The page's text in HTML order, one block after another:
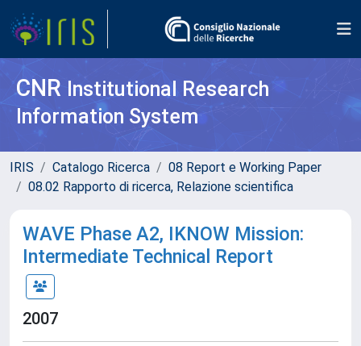
CNR Institutional Research
Information System
IRIS Catalogo Ricerca
08 Report e Working Paper
08.02 Rapporto di ricerca, Relazione scientifica
WAVE Phase A2, IKNOW Mission:
Intermediate Technical Report
2007